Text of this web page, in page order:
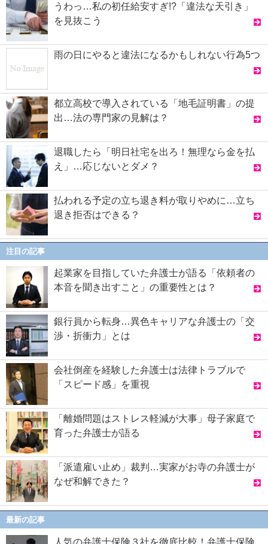
うわっ…私の初任給安すぎ!?「違法な天引き」
を見抜こう
雨の日にやると違法になるかもしれない行為5つ
都立高校で導入されている「地毛証明書」の提
出…法の専門家の見解は？
退職したら「明日社宅を出ろ！無理なら金を払
え」…応じないとダメ？
払われる予定の立ち退き料が取りやめに…立ち
退き拒否はできる？
注目の記事
起業家を目指していた弁護士が語る「依頼者の
本音を聞き出すこと」の重要性とは？
銀行員から転身…異色キャリアな弁護士の「交
渉・折衝力」とは
会社倒産を経験した弁護士は法律トラブルで
「スピード感」を重視
「離婚問題はストレス軽減が大事」母子家庭で
育った弁護士が語る
「派遣雇い止め」裁判…実家がお寺の弁護士が
なぜ和解できた？
最新の記事